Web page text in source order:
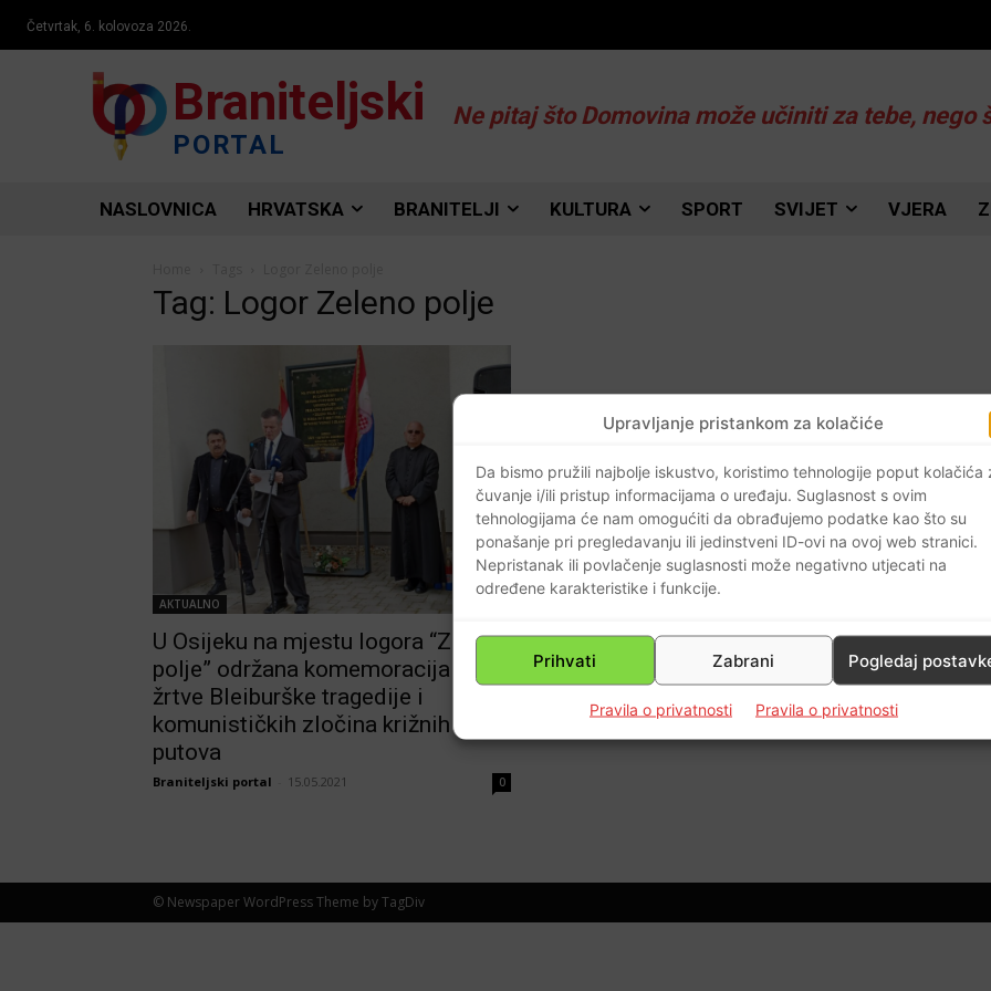
Upravljanje pristankom za kolačiće
Da bismo pružili najbolje iskustvo, koristimo tehnologije poput kolačića
čuvanje i/ili pristup informacijama o uređaju. Suglasnost s ovim
tehnologijama će nam omogućiti da obrađujemo podatke kao što su
ponašanje pri pregledavanju ili jedinstveni ID-ovi na ovoj web stranici.
Nepristanak ili povlačenje suglasnosti može negativno utjecati na
određene karakteristike i funkcije.
Prihvati Zabrani Pogledaj
Pravila o privatnosti Pravila o privatnosti
Četvrtak, 6. kolovoza 2026.
Braniteljski
PORTAL
Ne pitaj što Domovina može učiniti za tebe, nego
NASLOVNICA HRVATSKA BRANITELJI KULTURA SPORT SVIJET VJERA
Tag: Logor Zeleno polje
AKTUALNO
U Osijeku na mjestu logora “Zeleno
polje” održana komemoracija za
žrtve Bleiburške tragedije i
komunističkih zločina križnih
putova
Braniteljski portal 15.05.2021 0
© Newspaper WordPress Theme by TagDiv